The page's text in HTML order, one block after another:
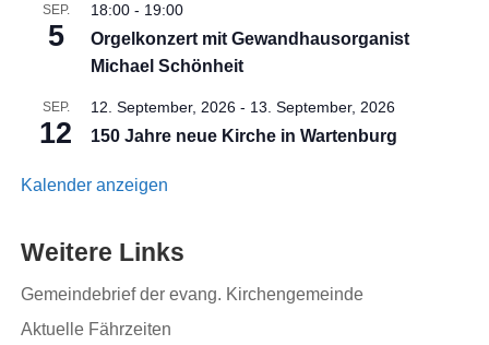
SEP.
5
18:00 - 19:00
Orgelkonzert mit Gewandhausorganist
Michael Schönheit
SEP.
12
12. September, 2026 - 13. September, 2026
150 Jahre neue Kirche in Wartenburg
Kalender anzeigen
Weitere Links
Gemeindebrief der evang. Kirchengemeinde
Aktuelle Fährzeiten